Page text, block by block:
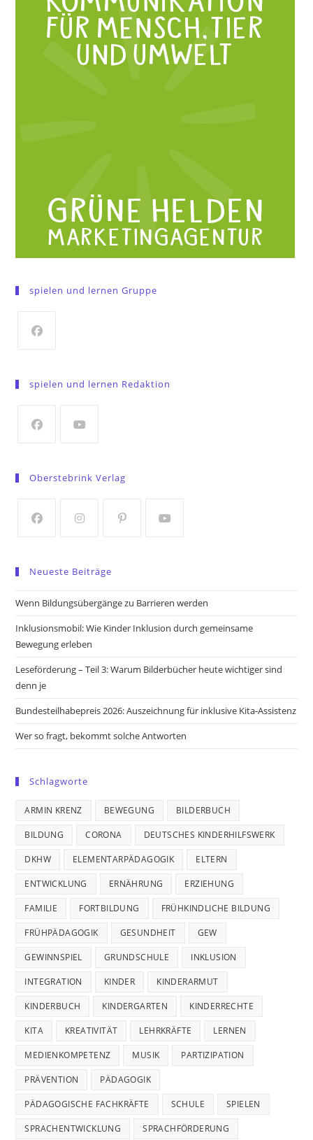
spielen und lernen Gruppe
a
tab
spielen und lernen Redaktion
a
tab
tab
Oberstebrink Verlag
a
new
new
a
new
new
Neueste Beiträge
Wenn Bildungsübergänge zu Barrieren werden
Inklusionsmobil: Wie Kinder Inklusion durch gemeinsame
Bewegung erleben
Leseförderung – Teil 3: Warum Bilderbücher heute wichtiger sind
denn je
Bundesteilhabepreis 2026: Auszeichnung für inklusive Kita-Assistenz
Wer so fragt, bekommt solche Antworten
Schlagworte
ARMIN KRENZ BEWEGUNG BILDERBUCH
BILDUNG CORONA DEUTSCHES KINDERHILFSWERK
DKHW ELEMENTARPÄDAGOGIK ELTERN
ENTWICKLUNG ERNÄHRUNG ERZIEHUNG
FAMILIE FORTBILDUNG FRÜHKINDLICHE BILDUNG
FRÜHPÄDAGOGIK GESUNDHEIT GEW
GEWINNSPIEL GRUNDSCHULE INKLUSION
INTEGRATION KINDER KINDERARMUT
KINDERBUCH KINDERGARTEN KINDERRECHTE
KITA KREATIVITÄT LEHRKRÄFTE LERNEN
MEDIENKOMPETENZ MUSIK PARTIZIPATION
PRÄVENTION PÄDAGOGIK
PÄDAGOGISCHE FACHKRÄFTE SCHULE SPIELEN
SPRACHENTWICKLUNG SPRACHFÖRDERUNG